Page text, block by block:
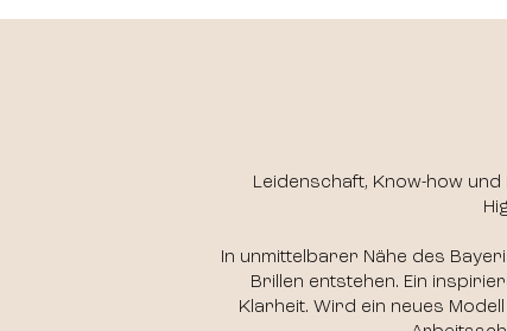
Leidenschaft, Know-how
In unmittelbarer Nähe des
Brillen entstehen. Ein
Klarheit. Wird ein neues